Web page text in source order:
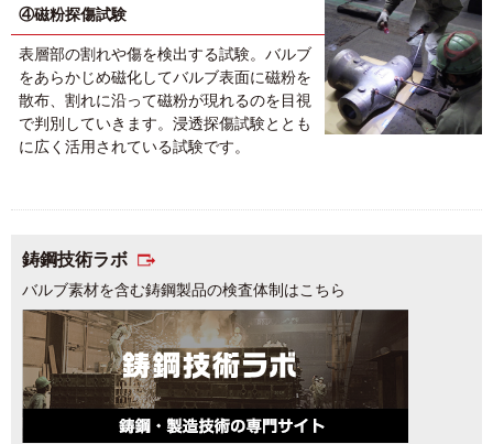
④磁粉探傷試験
表層部の割れや傷を検出する試験。バルブ
をあらかじめ磁化してバルブ表面に磁粉を
散布、割れに沿って磁粉が現れるのを目視
で判別していきます。浸透探傷試験ととも
に広く活用されている試験です。
鋳鋼技術ラボ
バルブ素材を含む鋳鋼製品の検査体制はこちら